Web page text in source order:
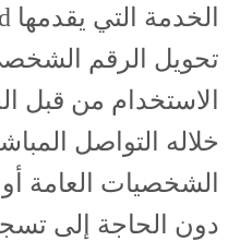
تحويل الرقم
الاستخدام من قبل
خلاله التواصل
الشخصيات العامة
دون الحاجة إلى